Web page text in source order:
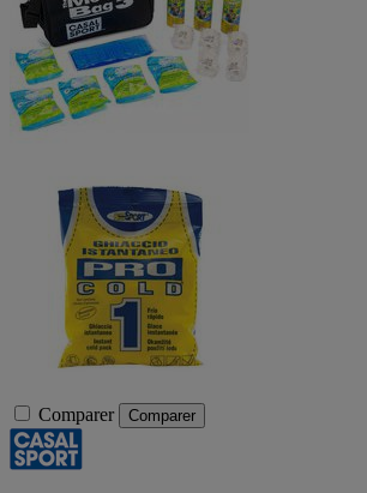
Comparer Comparer